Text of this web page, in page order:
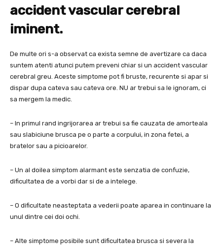
accident vascular cerebral
iminent.
De multe ori s-a observat ca exista semne de avertizare ca daca
suntem atenti atunci putem preveni chiar si un accident vascular
cerebral greu. Aceste simptome pot fi bruste, recurente si apar si
dispar dupa cateva sau cateva ore. NU ar trebui sa le ignoram, ci
sa mergem la medic.
– In primul rand ingrijorarea ar trebui sa fie cauzata de amorteala
sau slabiciune brusca pe o parte a corpului, in zona fetei, a
bratelor sau a picioarelor.
– Un al doilea simptom alarmant este senzatia de confuzie,
dificultatea de a vorbi dar si de a intelege.
– O dificultate neasteptata a vederii poate aparea in continuare la
unul dintre cei doi ochi.
– Alte simptome posibile sunt dificultatea brusca si severa la